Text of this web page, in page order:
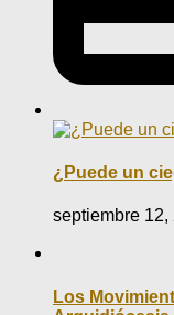
¿Puede un
septiembre 12,
Los